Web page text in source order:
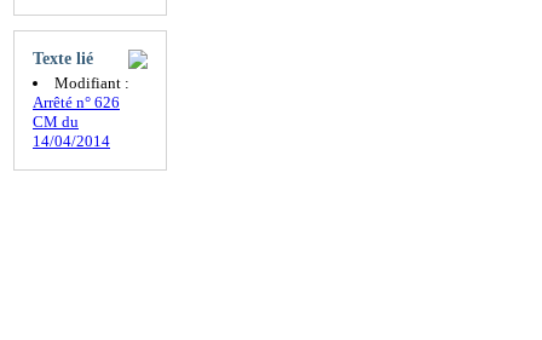
Texte lié
Modifiant :
Arrêté n° 626
CM du
14/04/2014